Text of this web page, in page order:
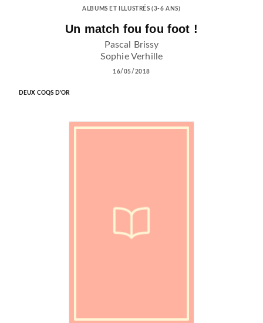
ALBUMS ET ILLUSTRÉS (3-6 ANS)
Un match fou fou foot !
Pascal Brissy
Sophie Verhille
16/05/2018
DEUX COQS D'OR